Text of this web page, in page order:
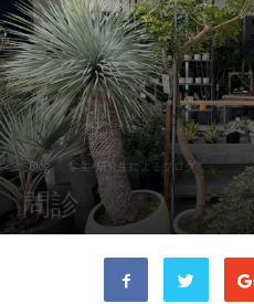
Blog 学生･研究生によるブログ
問診
書者 kusaka - 2024年1月17日